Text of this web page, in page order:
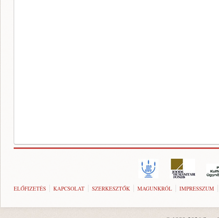
ELŐFIZETÉS KAPCSOLAT SZERKESZTŐK MAGUNKRÓL IMPRESSZUM